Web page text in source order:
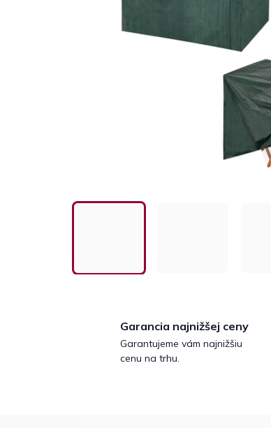
Garancia najnižšej ceny
Garantujeme vám najnižšiu
cenu na trhu.